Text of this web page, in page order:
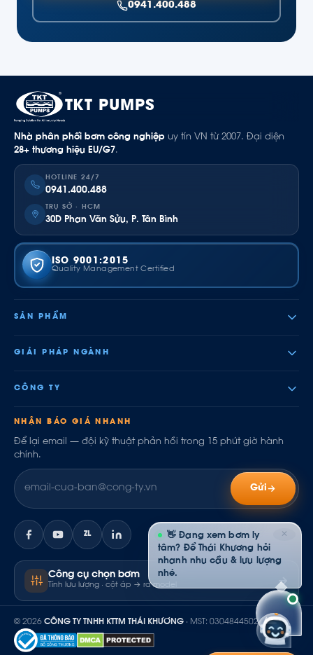
0941.400.488
TKT PUMPS
Nhà phân phối bơm công nghiệp uy tín VN từ 2007. Đại diện
28+ thương hiệu EU/G7.
HOTLINE 24/7
0941.400.488
TRỤ SỞ · HCM
30D Phan Văn Sửu, P. Tân Bình
ISO 9001:2015
Quality Management Certified
SẢN PHẨM
GIẢI PHÁP NGÀNH
CÔNG TY
NHẬN BÁO GIÁ NHANH
Để lại email — đội kỹ thuật phản hồi trong 15 phút giờ hành
chính.
Gửi
ZL
Công cụ chọn bơm
Tính lưu lượng · cột áp → ra model
© 2026 CÔNG TY TNHH KTTM THÁI KHƯƠNG · MST: 0304844502
✕
👋 Đang xem bơm ly
tâm? Để Thái Khương hỏi
nhanh nhu cầu & lưu lượng
nhé.